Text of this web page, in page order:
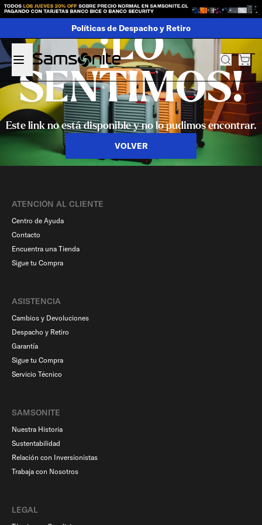
Políticas de Despacho y Retiro
¡LO
SENTIMOS!
Este link no está disponible y no lo pudimos encontrar.
VOLVER
ATENCIÓN AL CLIENTE
Centro de Ayuda
Contacto
Encuentra una Tienda
Sigue tu Compra
ASISTENCIA
Cambios y Devoluciones
Despacho y Retiro
Garantía
Sigue tu Compra
Servicio Técnico
SAMSONITE
Nuestra Historia
Sustentabilidad
Relación con Inversionistas
Trabaja con Nosotros
LEGAL